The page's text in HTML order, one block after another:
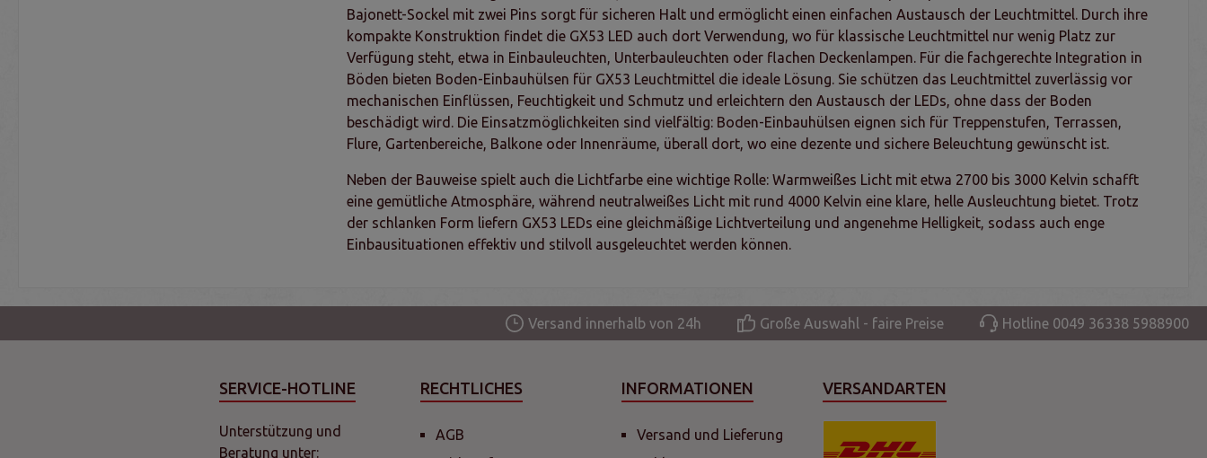
Bajonett-Sockel mit zwei Pins sorgt für sicheren Halt und ermöglicht einen einfachen Austausch der Leuchtmittel. Durch ihre
kompakte Konstruktion findet die GX53 LED auch dort Verwendung, wo für klassische Leuchtmittel nur wenig Platz zur
Verfügung steht, etwa in Einbauleuchten, Unterbauleuchten oder flachen Deckenlampen. Für die fachgerechte Integration in
Böden bieten Boden-Einbauhülsen für GX53 Leuchtmittel die ideale Lösung. Sie schützen das Leuchtmittel zuverlässig vor
mechanischen Einflüssen, Feuchtigkeit und Schmutz und erleichtern den Austausch der LEDs, ohne dass der Boden
beschädigt wird. Die Einsatzmöglichkeiten sind vielfältig: Boden-Einbauhülsen eignen sich für Treppenstufen, Terrassen,
Flure, Gartenbereiche, Balkone oder Innenräume, überall dort, wo eine dezente und sichere Beleuchtung gewünscht ist.
Neben der Bauweise spielt auch die Lichtfarbe eine wichtige Rolle: Warmweißes Licht mit etwa 2700 bis 3000 Kelvin schafft
eine gemütliche Atmosphäre, während neutralweißes Licht mit rund 4000 Kelvin eine klare, helle Ausleuchtung bietet. Trotz
der schlanken Form liefern GX53 LEDs eine gleichmäßige Lichtverteilung und angenehme Helligkeit, sodass auch enge
Einbausituationen effektiv und stilvoll ausgeleuchtet werden können.
Versand innerhalb von 24h Große Auswahl - faire Preise Hotline 0049 36338 5988900
SERVICE-HOTLINE
Unterstützung und
Beratung unter:
RECHTLICHES
AGB
INFORMATIONEN
Versand und Lieferung
VERSANDARTEN